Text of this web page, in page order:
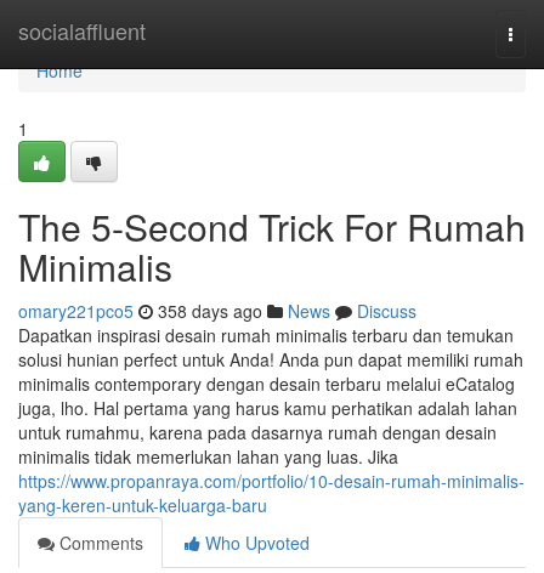
socialaffluent
Home
Home
1
The 5-Second Trick For Rumah
Minimalis
omary221pco5 358 days ago News
Discuss
Dapatkan inspirasi desain rumah minimalis terbaru dan temukan
solusi hunian perfect untuk Anda! Anda pun dapat memiliki rumah
minimalis contemporary dengan desain terbaru melalui eCatalog
juga, lho. Hal pertama yang harus kamu perhatikan adalah lahan
untuk rumahmu, karena pada dasarnya rumah dengan desain
minimalis tidak memerlukan lahan yang luas. Jika
https://www.propanraya.com/portfolio/10-desain-rumah-minimalis-
yang-keren-untuk-keluarga-baru
Comments
Who Upvoted